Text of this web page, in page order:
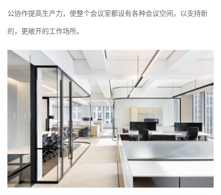
公协作提高生产力，使整个会议室都设有各种会议空间，以支持新
的，更敞开的工作场所。